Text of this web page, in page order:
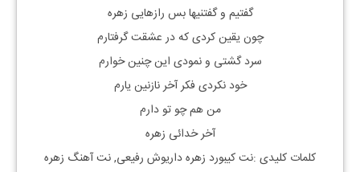
گفتیم و گفتنیها بس رازهایی زهره
چون یقین کردی که در عشقت گرفتارم
سرد گشتی و نمودی این چنین خوارم
خود نکردی فکر آخر نازنین یارم
من هم چو تو دارم
آخر خدائی زهره
کلمات کلیدی :نت کیبورد زهره داریوش رفیعی, نت آهنگ زهره